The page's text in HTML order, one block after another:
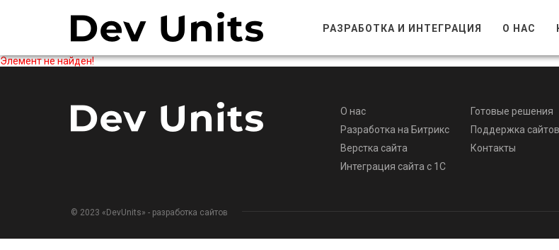
РАЗРАБОТКА И ИНТЕГРАЦИЯ О НАС
Элемент не найден!
О нас
Разработка на Битрикс
Верстка сайта
Интеграция сайта с 1С
Готовые решения
Поддержка сайтов
Контакты
© 2023 «DevUnits» - разработка сайтов